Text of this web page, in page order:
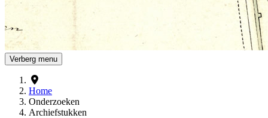
Verberg menu
Home
Onderzoeken
Archiefstukken